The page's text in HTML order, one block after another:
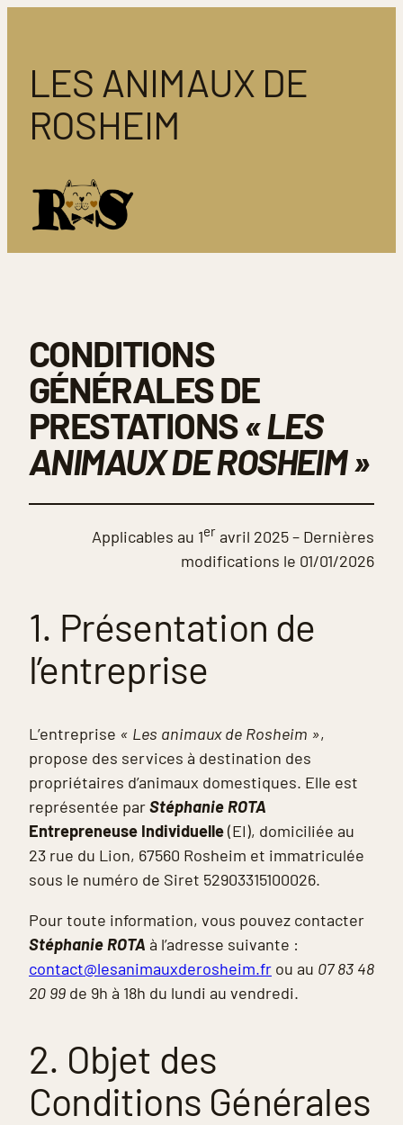
contenu
LES ANIMAUX DE
ROSHEIM
CONDITIONS
GÉNÉRALES DE
PRESTATIONS« LES
ANIMAUX DE ROSHEIM »
Applicables au 1er avril 2025 – Dernières
modifications le 01/01/2026
1. Présentation de
l’entreprise
L’entreprise « Les animaux de Rosheim »,
propose des services à destination des
propriétaires d’animaux domestiques. Elle est
représentée parStéphanie ROTA
Entrepreneuse Individuelle(EI), domiciliée au
23 rue du Lion, 67560 Rosheim et immatriculée
sous le numéro de Siret 52903315100026.
Pour toute information, vous pouvez contacter
Stéphanie ROTA à l’adresse suivante :
contact@lesanimauxderosheim.fr ou au 07 83 48
20 99 de 9h à 18h du lundi au vendredi.
2. Objet des
Conditions Générales